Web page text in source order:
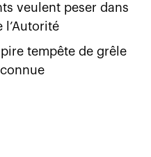
veulent peser dans
l’Autorité
pire tempête de grêle